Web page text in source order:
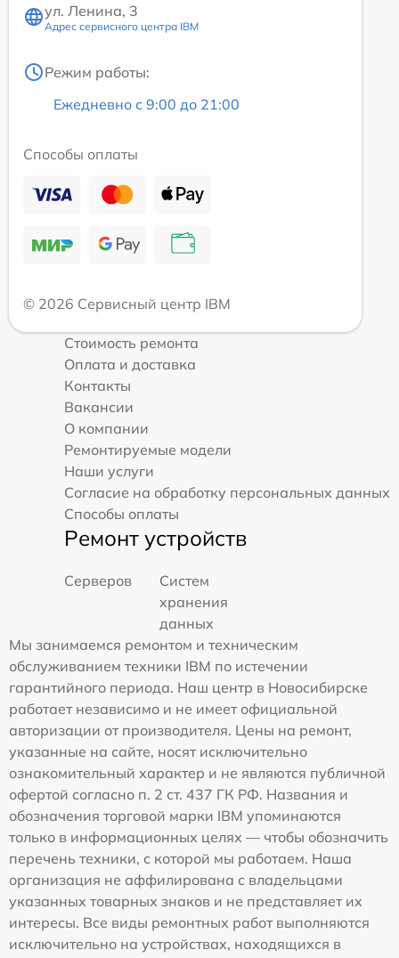
ул. Ленина, 3
Адрес сервисного центра IBM
Режим работы:
Ежедневно с 9:00 до 21:00
Способы оплаты
© 2026 Сервисный центр IBM
Стоимость ремонта
Оплата и доставка
Контакты
Вакансии
О компании
Ремонтируемые модели
Наши услуги
Согласие на обработку персональных данных
Способы оплаты
Ремонт устройств
Серверов
Систем
хранения
данных
Мы занимаемся ремонтом и техническим
обслуживанием техники IBM по истечении
гарантийного периода. Наш центр в Новосибирске
работает независимо и не имеет официальной
авторизации от производителя. Цены на ремонт,
указанные на сайте, носят исключительно
ознакомительный характер и не являются публичной
офертой согласно п. 2 ст. 437 ГК РФ. Названия и
обозначения торговой марки IBM упоминаются
только в информационных целях — чтобы обозначить
перечень техники, с которой мы работаем. Наша
организация не аффилирована с владельцами
указанных товарных знаков и не представляет их
интересы. Все виды ремонтных работ выполняются
исключительно на устройствах, находящихся в